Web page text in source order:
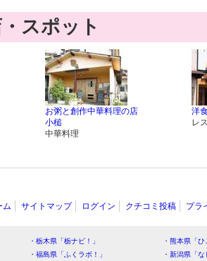
スポット
お粥と創作中華料理の店
小槌
中華料理
洋
レ
ム サイトマップ ログイン クチコミ投稿 プラ
・栃木県「栃ナビ！」
・熊本県「
・福島県「ふくラボ！」
・新潟県「